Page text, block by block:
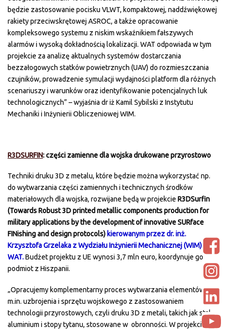
będzie zastosowanie pocisku VLWT, kompaktowej, naddźwiękowej
rakiety przeciwskrętowej ASROC, a także opracowanie
kompleksowego systemu z niskim wskaźnikiem fałszywych
alarmów i wysoką dokładnością lokalizacji. WAT odpowiada w tym
projekcie za analizę aktualnych systemów dostarczania
bezzałogowych statków powietrznych (UAV) do rozmieszczania
czujników, prowadzenie symulacji wydajności platform dla różnych
scenariuszy i warunków oraz identyfikowanie potencjalnych luk
technologicznych” – wyjaśnia dr iż Kamil Sybilski z Instytutu
Mechaniki i Inżynierii Obliczeniowej WIM.
R3DSURFIN: części zamienne dla wojska drukowane przyrostowo
Techniki druku 3D z metalu, które będzie można wykorzystać np.
do wytwarzania części zamiennych i technicznych środków
materiałowych dla wojska, rozwijane będą w projekcie R3DSurfin
(Towards Robust 3D printed metallic components production for
military applications by the development of innovative SURface
FINishing and design protocols) kierowanym przez dr. inż.
Krzysztofa Grzelaka z Wydziału Inżynierii Mechanicznej (WIM)
WAT.Budżet projektu z UE wynosi 3,7 mln euro, koordynuje go
podmiot z Hiszpanii.
„Opracujemy komplementarny proces wytwarzania elementów
m.in. uzbrojenia i sprzętu wojskowego z zastosowaniem
technologii przyrostowych, czyli druku 3D z metali, takich jak stal,
aluminium i stopy tytanu, stosowane w obronności. W projekcie